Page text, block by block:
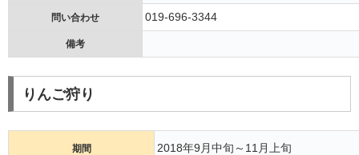
問い合わせ 019-696-3344
備考
りんご狩り
期間 2018年9月中旬～11月上旬